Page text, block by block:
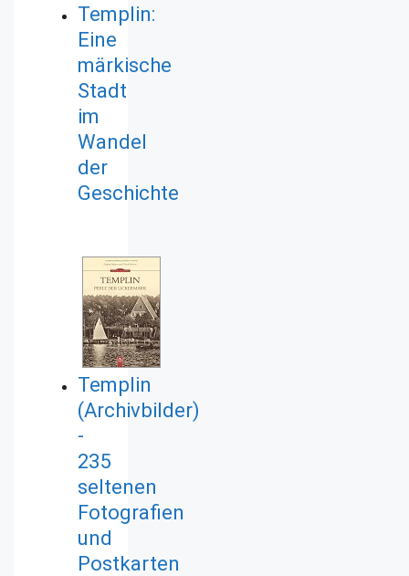
Templin:
Eine
märkische
Stadt
im
Wandel
der
Geschichte
Templin
(Archivbilder)
-
235
seltenen
Fotografien
und
Postkarten